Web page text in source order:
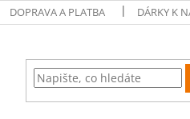
DOPRAVA A PLATBA DÁRKY K